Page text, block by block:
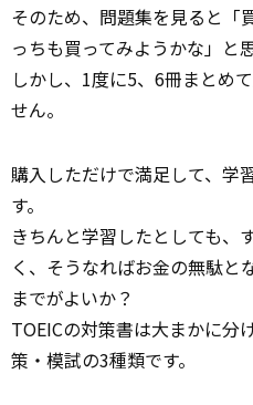
そのため、問題集を見ると「
っちも買ってみようかな」と
しかし、1度に5、6冊まとめ
せん。
購入しただけで満足して、学
す。
きちんと学習したとしても、
く、そうなればお金の無駄と
までがよいか？
TOEICの対策書は大まかに分
策・模試の3種類です。